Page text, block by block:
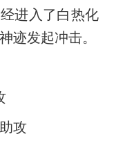
进入了白热化
迹发起冲击。
攻